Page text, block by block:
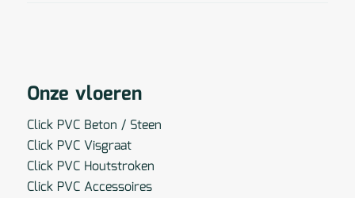
Onze vloeren
Click PVC Beton / Steen
Click PVC Visgraat
Click PVC Houtstroken
Click PVC Accessoires